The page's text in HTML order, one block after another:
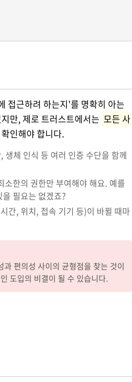
접근하려 하는지'를 명확히 아는
만, 제로 트러스트에서는 모든 사
인해야 합니다.
체 인식 등 여러 인증 수단을 함께
소한의 권한만 부여해야 해요. 예를
필요는 없겠죠?
간, 위치, 접속 기기 등)이 바뀔 때마
편의성 사이의 균형점을 찾는 것이
도입의 비결이 될 수 있습니다.